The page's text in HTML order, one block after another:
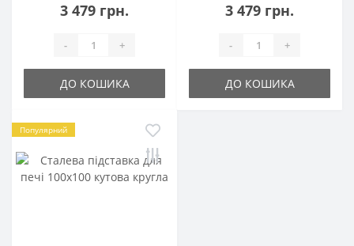
3 479 грн.
- +
ДО КОШИКА
3 479 грн.
- +
ДО КОШИКА
Популярний